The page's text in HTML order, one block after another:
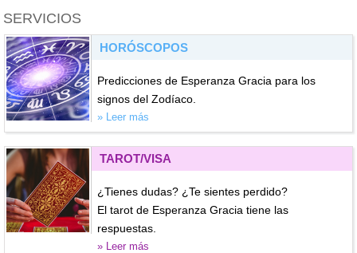
SERVICIOS
HORÓSCOPOS
Predicciones de Esperanza Gracia para los
signos del Zodíaco.
» Leer más
TAROT/VISA
¿Tienes dudas? ¿Te sientes perdido?
El tarot de Esperanza Gracia tiene las
respuestas.
» Leer más